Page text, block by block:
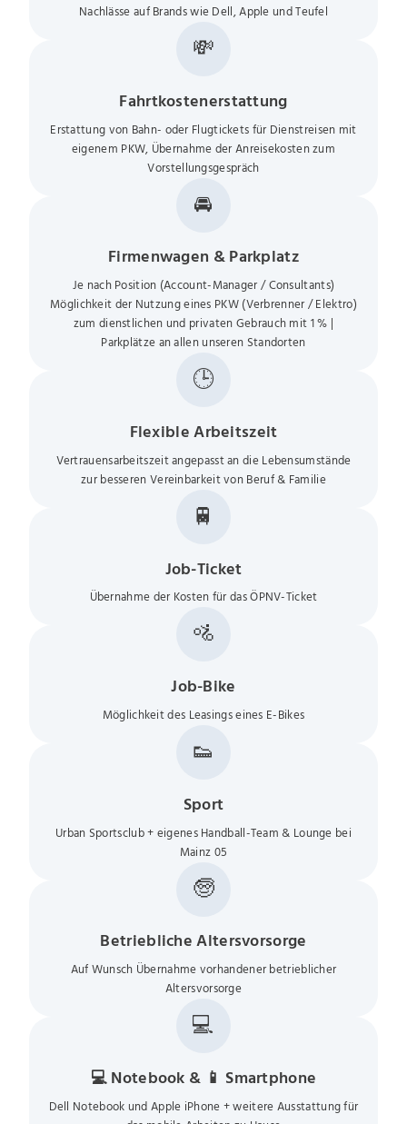
Nachlässe auf Brands wie Dell, Apple und Teufel
💸
Fahrtkostenerstattung
Erstattung von Bahn- oder Flugtickets für Dienstreisen mit
eigenem PKW, Übernahme der Anreisekosten zum
Vorstellungsgespräch
🚘
Firmenwagen & Parkplatz
Je nach Position (Account-Manager / Consultants)
Möglichkeit der Nutzung eines PKW (Verbrenner / Elektro)
zum dienstlichen und privaten Gebrauch mit 1 % |
Parkplätze an allen unseren Standorten
🕒
Flexible Arbeitszeit
Vertrauensarbeitszeit angepasst an die Lebensumstände
zur besseren Vereinbarkeit von Beruf & Familie
🚆
Job-Ticket
Übernahme der Kosten für das ÖPNV-Ticket
🚵
Job-Bike
Möglichkeit des Leasings eines E-Bikes
👟
Sport
Urban Sportsclub + eigenes Handball-Team & Lounge bei
Mainz 05
🧓
Betriebliche Altersvorsorge
Auf Wunsch Übernahme vorhandener betrieblicher
Altersvorsorge
💻
💻 Notebook & 📱 Smartphone
Dell Notebook und Apple iPhone + weitere Ausstattung für